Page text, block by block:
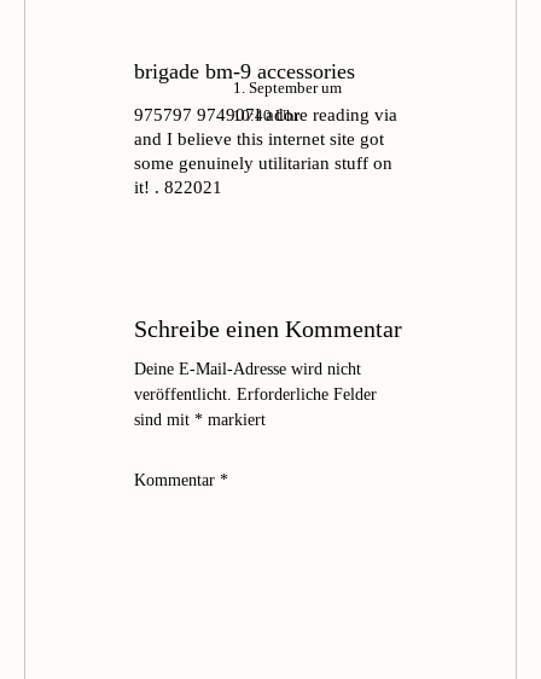
brigade bm-9 accessories
1. September um
10:40 Uhr
975797 974907I adore reading via
and I believe this internet site got
some genuinely utilitarian stuff on
it! . 822021
Schreibe einen Kommentar
Deine E-Mail-Adresse wird nicht
veröffentlicht. Erforderliche Felder
sind mit * markiert
Kommentar *